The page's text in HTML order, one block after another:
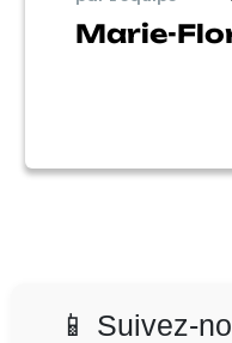
Marie-
📱 Suivez-